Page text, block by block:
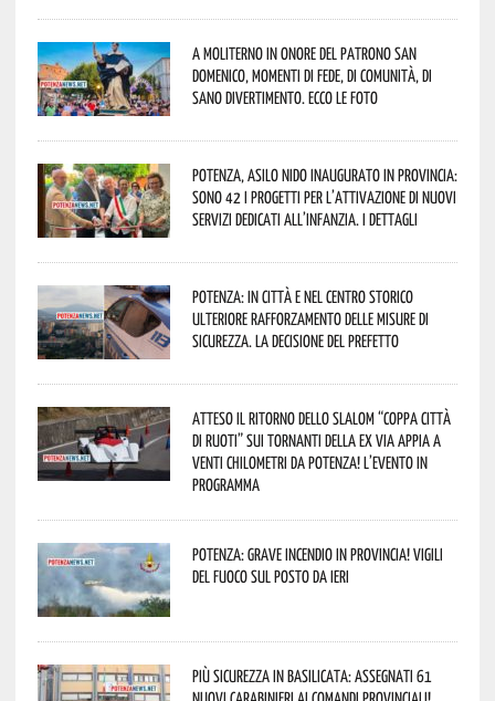
A Moliterno in onore del Patrono San
Domenico, momenti di fede, di comunità, di
sano divertimento. Ecco le foto
Potenza, asilo nido inaugurato in provincia:
sono 42 i progetti per l’attivazione di nuovi
servizi dedicati all’infanzia. I dettagli
Potenza: in città e nel centro storico
ulteriore rafforzamento delle misure di
sicurezza. La decisione del Prefetto
Atteso il ritorno dello slalom “Coppa Città
di Ruoti” sui tornanti della ex via Appia a
venti chilometri da Potenza! L’evento in
programma
Potenza: grave incendio in Provincia! Vigili
del fuoco sul posto da ieri
Più sicurezza in Basilicata: assegnati 61